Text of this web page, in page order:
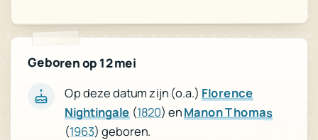
Geboren op 12 mei
Op deze datum zijn (o.a.) Florence
Nightingale(1820) enManon Thomas
(1963) geboren.